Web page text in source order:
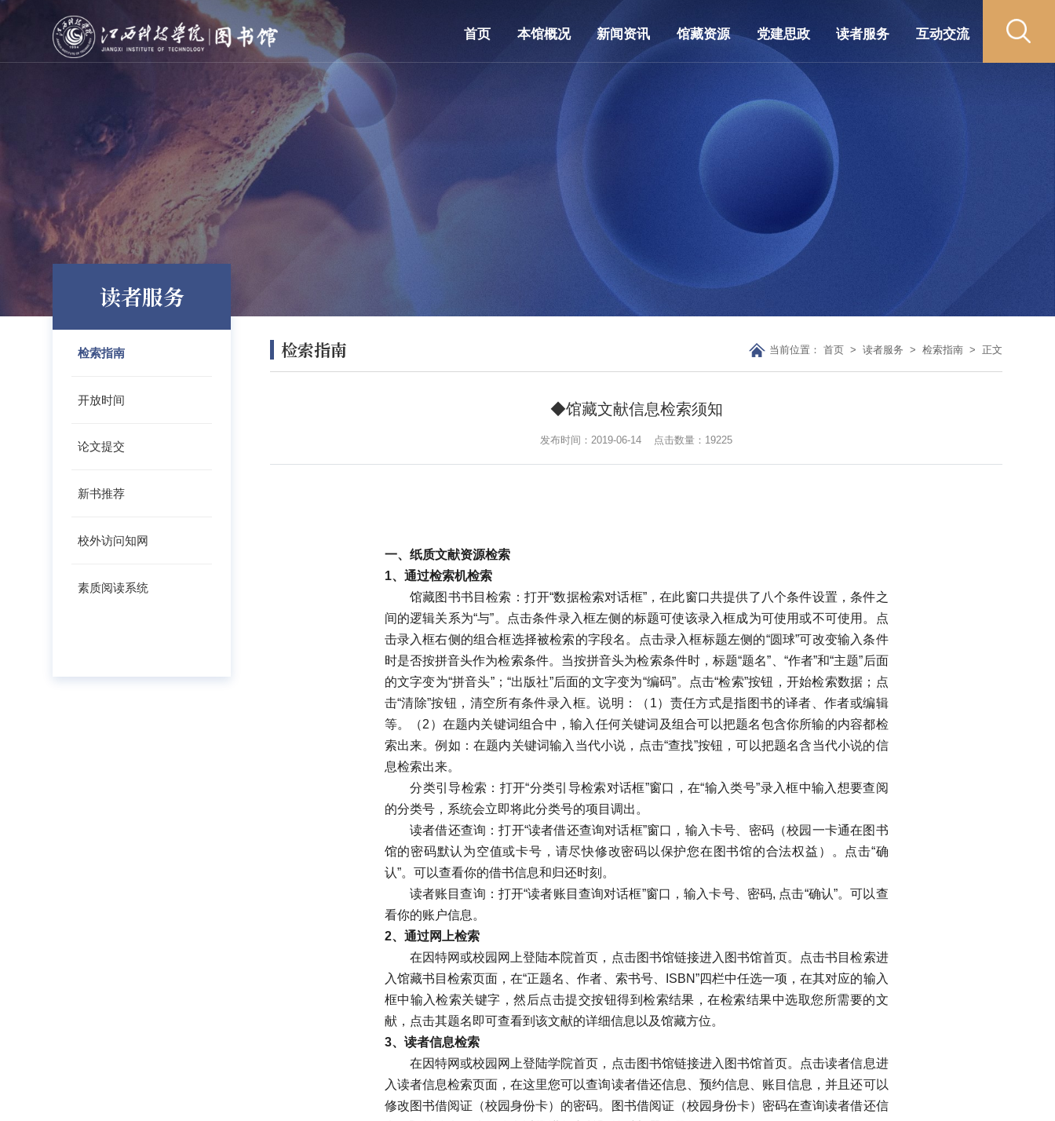
首页 本馆概况 新闻资讯 馆藏资源 党建思政 读者服务 互动交流
读者服务
检索指南
开放时间
论文提交
新书推荐
校外访问知网
素质阅读系统
检索指南 当前位置： 首页> 读者服务 > 检索指南> 正文
◆馆藏文献信息检索须知
发布时间：2019-06-14 点击数量： 19225
一、纸质文献资源检索
1、通过检索机检索
馆藏图书书目检索：打开“数据检索对话框”，在此窗口共提供了八个条件设置，条件之
间的逻辑关系为“与”。点击条件录入框左侧的标题可使该录入框成为可使用或不可使用。点
击录入框右侧的组合框选择被检索的字段名。点击录入框标题左侧的“圆球”可改变输入条件
时是否按拼音头作为检索条件。当按拼音头为检索条件时，标题“题名”、“作者”和“主题”后面
的文字变为“拼音头”；“出版社”后面的文字变为“编码”。点击“检索”按钮，开始检索数据；点
击“清除”按钮，清空所有条件录入框。说明：（1）责任方式是指图书的译者、作者或编辑
等。（2）在题内关键词组合中，输入任何关键词及组合可以把题名包含你所输的内容都检
索出来。例如：在题内关键词输入当代小说，点击“查找”按钮，可以把题名含当代小说的信
息检索出来。
分类引导检索：打开“分类引导检索对话框”窗口，在“输入类号”录入框中输入想要查阅
的分类号，系统会立即将此分类号的项目调出。
读者借还查询：打开“读者借还查询对话框”窗口，输入卡号、密码（校园一卡通在图书
馆的密码默认为空值或卡号，请尽快修改密码以保护您在图书馆的合法权益）。点击“确
认”。可以查看你的借书信息和归还时刻。
读者账目查询：打开“读者账目查询对话框”窗口，输入卡号、密码, 点击“确认”。可以查
看你的账户信息。
2、通过网上检索
在因特网或校园网上登陆本院首页，点击图书馆链接进入图书馆首页。点击书目检索进
入馆藏书目检索页面，在“正题名、作者、索书号、ISBN”四栏中任选一项，在其对应的输入
框中输入检索关键字，然后点击提交按钮得到检索结果，在检索结果中选取您所需要的文
献，点击其题名即可查看到该文献的详细信息以及馆藏方位。
3、读者信息检索
在因特网或校园网上登陆学院首页，点击图书馆链接进入图书馆首页。点击读者信息进
入读者信息检索页面，在这里您可以查询读者借还信息、预约信息、账目信息，并且还可以
修改图书借阅证（校园身份卡）的密码。图书借阅证（校园身份卡）密码在查询读者借还信